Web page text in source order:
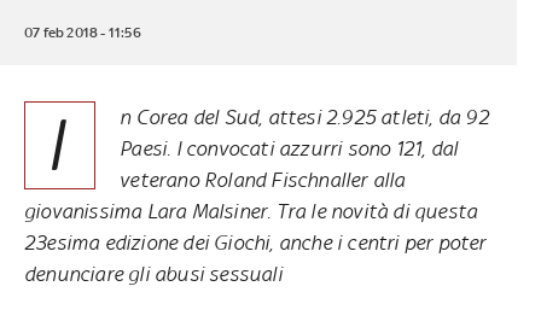
07 feb 2018 - 11:56
I
n Corea del Sud, attesi 2.925 atleti, da 92
Paesi. I convocati azzurri sono 121, dal
veterano Roland Fischnaller alla
giovanissima Lara Malsiner. Tra le novità di questa
23esima edizione dei Giochi, anche i centri per poter
denunciare gli abusi sessuali